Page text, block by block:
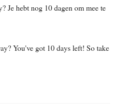
Je hebt nog 10 dagen om mee te
You've got 10 days left! So take